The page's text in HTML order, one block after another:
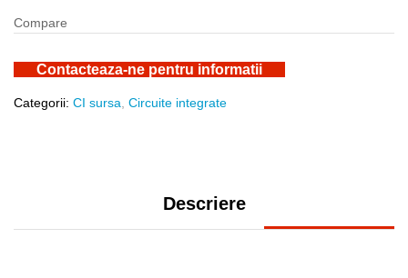
Compare
Contacteaza-ne pentru informatii
Categorii: CI sursa Circuite integrate
Descriere